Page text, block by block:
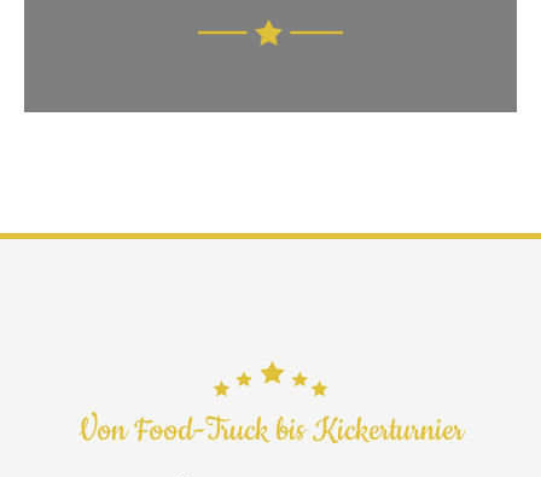
Von Food-Truck bis Kickerturnier